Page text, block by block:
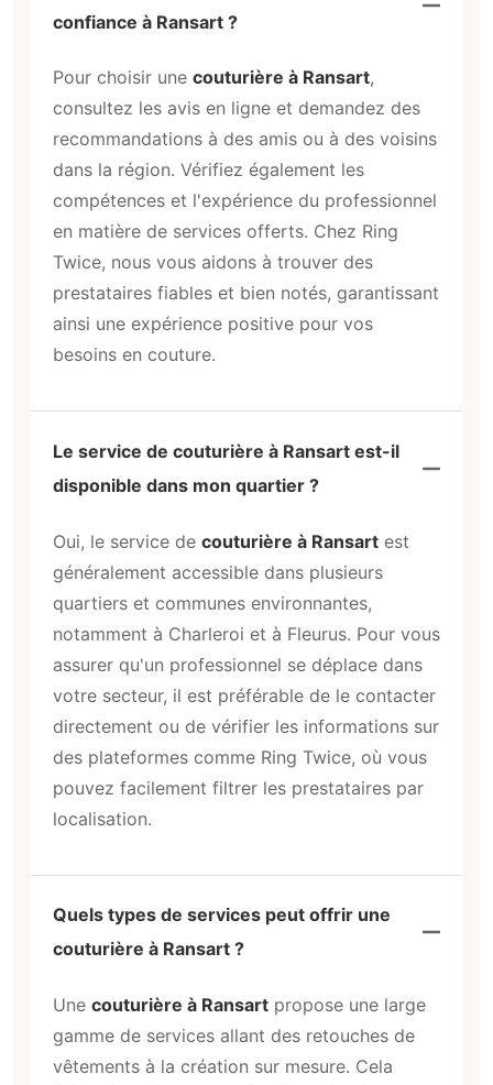
confiance à Ransart ?
Pour choisir une couturière à Ransart,
consultez les avis en ligne et demandez des
recommandations à des amis ou à des voisins
dans la région. Vérifiez également les
compétences et l'expérience du professionnel
en matière de services offerts. Chez Ring
Twice, nous vous aidons à trouver des
prestataires fiables et bien notés, garantissant
ainsi une expérience positive pour vos
besoins en couture.
Le service de couturière à Ransart est-il
disponible dans mon quartier ?
Oui, le service de couturière à Ransart est
généralement accessible dans plusieurs
quartiers et communes environnantes,
notamment à Charleroi et à Fleurus. Pour vous
assurer qu'un professionnel se déplace dans
votre secteur, il est préférable de le contacter
directement ou de vérifier les informations sur
des plateformes comme Ring Twice, où vous
pouvez facilement filtrer les prestataires par
localisation.
Quels types de services peut offrir une
couturière à Ransart ?
Une couturière à Ransart propose une large
gamme de services allant des retouches de
vêtements à la création sur mesure. Cela